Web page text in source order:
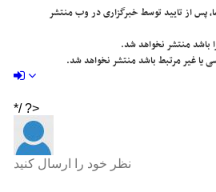
پس از تایید توسط خبرگزاری در وب منتشر
باشد منتشر نخواهد شد.
یا غیر مرتبط باشد منتشر نخواهد شد.